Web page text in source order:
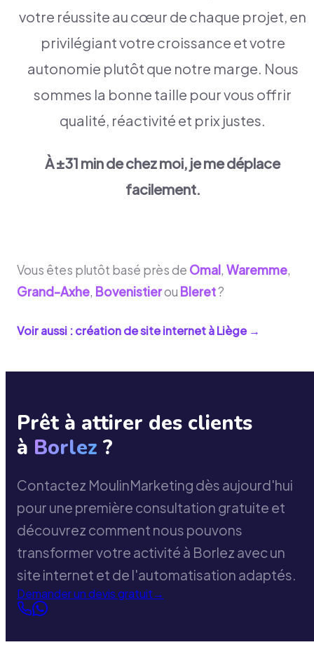
votre réussite au cœur de chaque projet, en
privilégiant votre croissance et votre
autonomie plutôt que notre marge. Nous
sommes la bonne taille pour vous offrir
qualité, réactivité et prix justes.
À ±31 min de chez moi, je me déplace
facilement.
Vous êtes plutôt basé près de Omal, Waremme,
Grand-Axhe, Bovenistierou Bleret?
Voir aussi : création de site internet àLiège→
Prêt à attirer des clients
à Borlez ?
Contactez MoulinMarketing dès aujourd'hui
pour une première consultation gratuite et
découvrez comment nous pouvons
transformer votre activité à Borlez avec un
site internet et de l'automatisation adaptés.
Demander un devis gratuit→